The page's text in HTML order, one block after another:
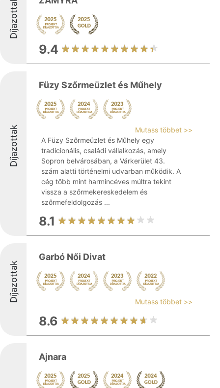
Díjazottak
9.4
Díjazottak
Füzy Szőrmeüzlet és Műhely
Mutass többet >>
A Füzy Szőrmeüzlet és Műhely egy
tradicionális, családi vállalkozás, amely
Sopron belvárosában, a Várkerület 43.
szám alatti történelmi udvarban működik. A
cég több mint harmincéves múltra tekint
vissza a szőrmekereskedelem és
szőrmefeldolgozás ...
8.1
Díjazottak
Garbó Női Divat
Mutass többet >>
8.6
Ajnara